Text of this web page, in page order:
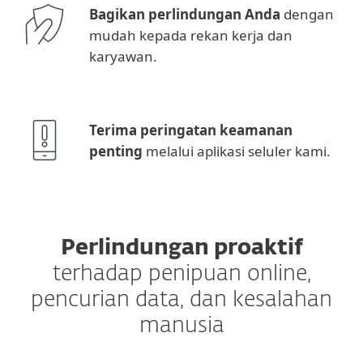
Bagikan perlindungan Anda dengan
mudah kepada rekan kerja dan
karyawan.
Terima peringatan keamanan
penting melalui aplikasi seluler kami.
Perlindungan proaktif
terhadap penipuan online,
pencurian data, dan kesalahan
manusia